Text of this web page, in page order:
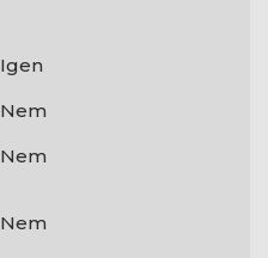
Igen
Nem
Nem
Nem